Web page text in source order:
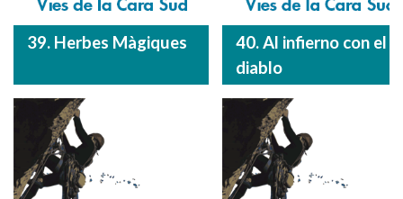
39. Herbes Màgiques
40. Al infierno con el
diablo